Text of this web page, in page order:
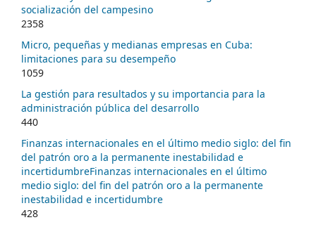
socialización del campesino
2358
Micro, pequeñas y medianas empresas en Cuba:
limitaciones para su desempeño
1059
La gestión para resultados y su importancia para la
administración pública del desarrollo
440
Finanzas internacionales en el último medio siglo: del fin
del patrón oro a la permanente inestabilidad e
incertidumbreFinanzas internacionales en el último
medio siglo: del fin del patrón oro a la permanente
inestabilidad e incertidumbre
428